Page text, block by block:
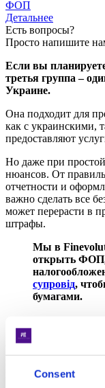
Consent
ФОП
Детальнее
Есть вопросы?
Просто напишите
Если вы
третья группа –
Украине.
Она подходит для
как с украинскими,
предоставляют
Но даже при
нюансов. От
отчетности и
важно сделать все
может перерасти в
штрафы.
Мы в
открыть ФОП,
супровід,
бумагами.
Основные
критериям: